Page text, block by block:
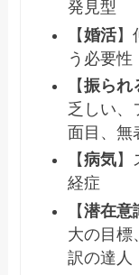
発見型
【婚活】
う必要性
【振られ
乏しい、
面目、無
【病気】
経症
【潜在意
大の目標
訳の達人